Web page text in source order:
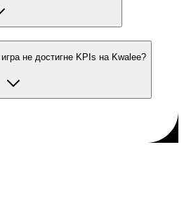
не достигне KPIs на Kwalee?